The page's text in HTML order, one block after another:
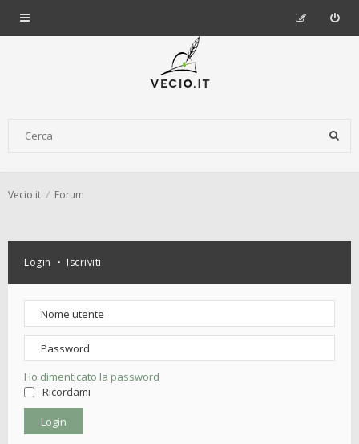
Vecio.it Forum
Login • Iscriviti
Ho dimenticato la password
Ricordami